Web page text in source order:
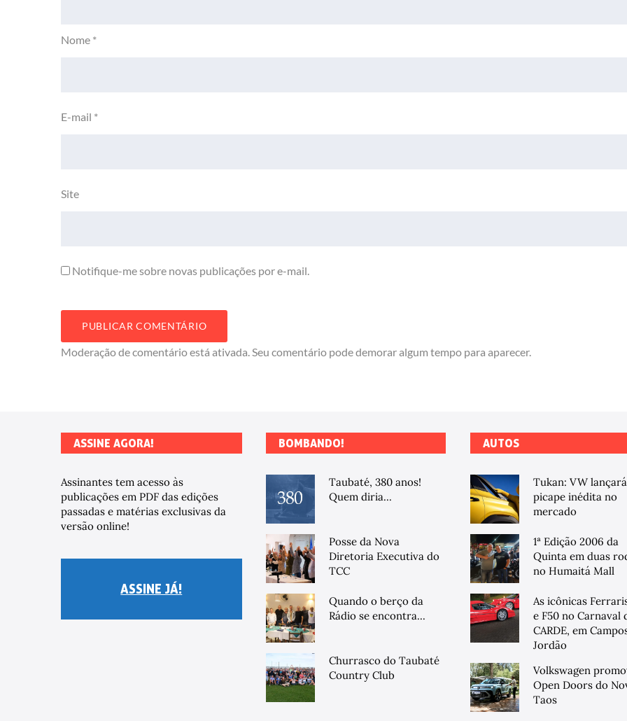
Nome *
E-mail *
Site
Notifique-me sobre novas publicações por e-mail.
Moderação de comentário está ativada. Seu comentário pode demorar algum tempo para aparecer.
ASSINE AGORA!
Assinantes tem acesso às
publicações em PDF das edições
passadas e matérias exclusivas da
versão online!
ASSINE JÁ!
BOMBANDO!
Taubaté, 380 anos!
Quem diria...
Posse da Nova
Diretoria Executiva do
TCC
Quando o berço da
Rádio se encontra...
Churrasco do Taubaté
Country Club
AUTOS
Tukan: VW lançará
picape inédita no
mercado
1ª Edição 2006 da
Quinta em duas
no Humaitá Mall
As icônicas
e F50 no Carnaval
CARDE, em
Jordão
Volkswagen
Open Doors do
Taos